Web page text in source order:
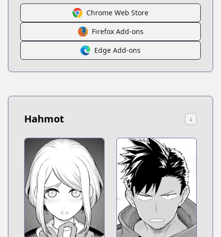
Chrome Web Store
Firefox Add-ons
Edge Add-ons
Hahmot ↓